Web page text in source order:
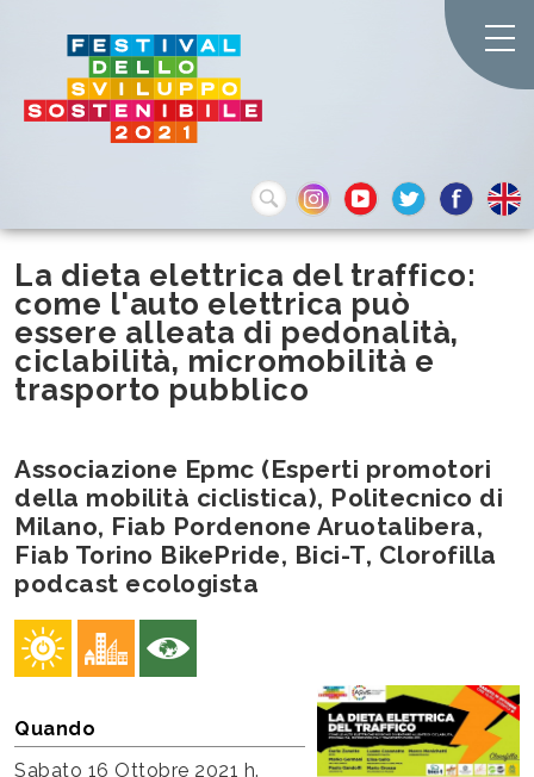
La dieta elettrica del traffico:
come l'auto elettrica può
essere alleata di pedonalità,
ciclabilità, micromobilità e
trasporto pubblico
Associazione Epmc (Esperti promotori
della mobilità ciclistica), Politecnico di
Milano, Fiab Pordenone Aruotalibera,
Fiab Torino BikePride, Bici-T, Clorofilla
podcast ecologista
Quando
Sabato 16 Ottobre 2021 h.